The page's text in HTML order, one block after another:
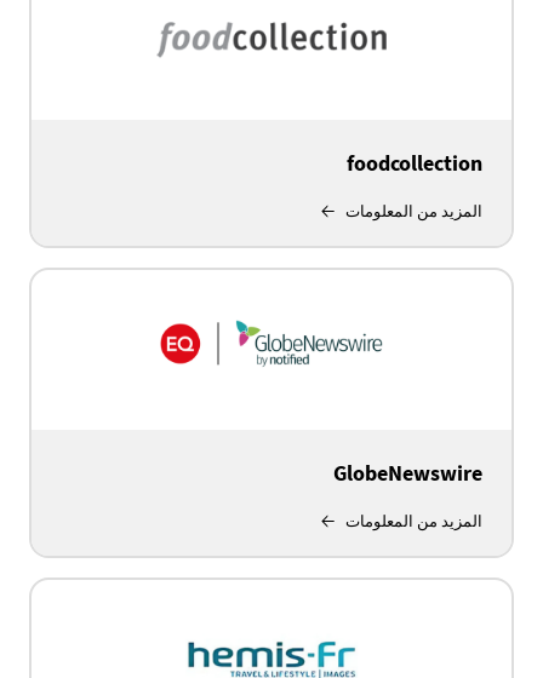
foodcollection
المزيد من المعلومات
GlobeNewswire
المزيد من المعلومات